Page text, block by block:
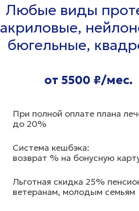
Любые виды
акриловые,
бюгельные,
от 5500 ₽/мес.
При полной оплате плана
до 20%
Система кешбэка:
возврат % на бонусную
Льготная скидка 25%
ветеранам, молодым семьям